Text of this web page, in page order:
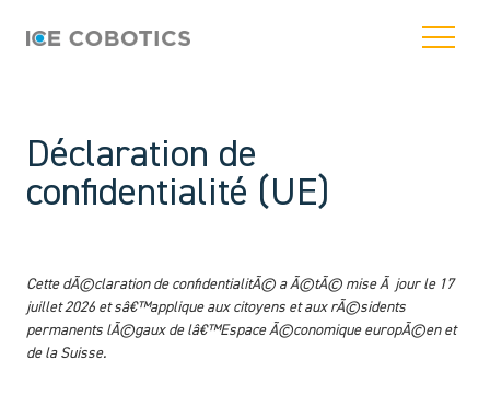
Déclaration de
confidentialité (UE)
Cette dÃ©claration de confidentialitÃ© a Ã©tÃ© mise Ã jour le 17
juillet 2026 et sâ€™applique aux citoyens et aux rÃ©sidents
permanents lÃ©gaux de lâ€™Espace Ã©conomique europÃ©en et
de la Suisse.